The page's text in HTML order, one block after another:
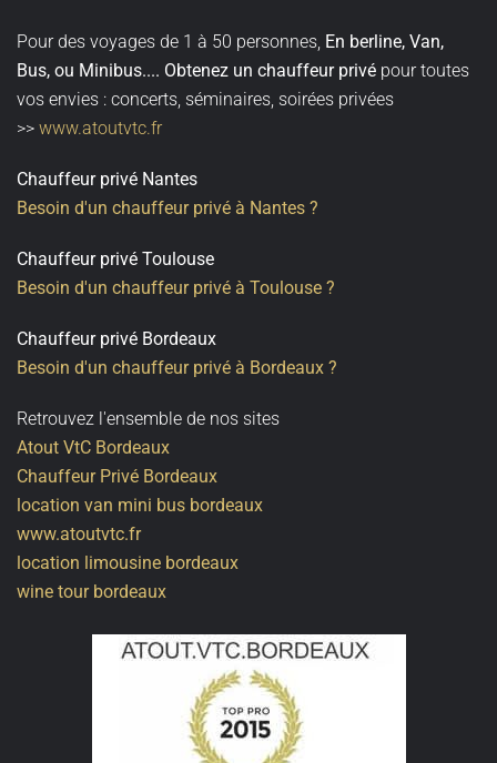
Pour des voyages de 1 à 50 personnes, En berline, Van,
Bus, ou Minibus.... Obtenez un chauffeur privé pour toutes
vos envies : concerts, séminaires, soirées privées
>> www.atoutvtc.fr
Chauffeur privé Nantes
Besoin d'un chauffeur privé à Nantes ?
Chauffeur privé Toulouse
Besoin d'un chauffeur privé à Toulouse ?
Chauffeur privé Bordeaux
Besoin d'un chauffeur privé à Bordeaux ?
Retrouvez l'ensemble de nos sites
Atout VtC Bordeaux
Chauffeur Privé Bordeaux
location van mini bus bordeaux
www.atoutvtc.fr
location limousine bordeaux
wine tour bordeaux